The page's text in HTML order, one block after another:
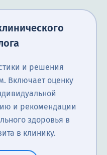
и решения
Включает оценку
и рекомендации
здоровья в
в клинику.